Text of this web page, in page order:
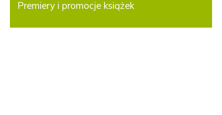
Premiery i promocje książek